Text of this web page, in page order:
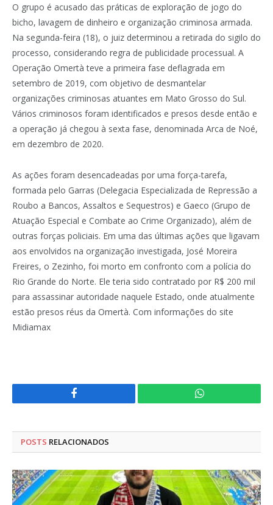
O grupo é acusado das práticas de exploração de jogo do
bicho, lavagem de dinheiro e organização criminosa armada.
Na segunda-feira (18), o juiz determinou a retirada do sigilo do
processo, considerando regra de publicidade processual. A
Operação Omertà teve a primeira fase deflagrada em
setembro de 2019, com objetivo de desmantelar
organizações criminosas atuantes em Mato Grosso do Sul.
Vários criminosos foram identificados e presos desde então e
a operação já chegou à sexta fase, denominada Arca de Noé,
em dezembro de 2020.
As ações foram desencadeadas por uma força-tarefa,
formada pelo Garras (Delegacia Especializada de Repressão a
Roubo a Bancos, Assaltos e Sequestros) e Gaeco (Grupo de
Atuação Especial e Combate ao Crime Organizado), além de
outras forças policiais. Em uma das últimas ações que ligavam
aos envolvidos na organização investigada, José Moreira
Freires, o Zezinho, foi morto em confronto com a polícia do
Rio Grande do Norte. Ele teria sido contratado por R$ 200 mil
para assassinar autoridade naquele Estado, onde atualmente
estão presos réus da Omertà. Com informações do site
Midiamax
Facebook WhatsApp
POSTS RELACIONADOS